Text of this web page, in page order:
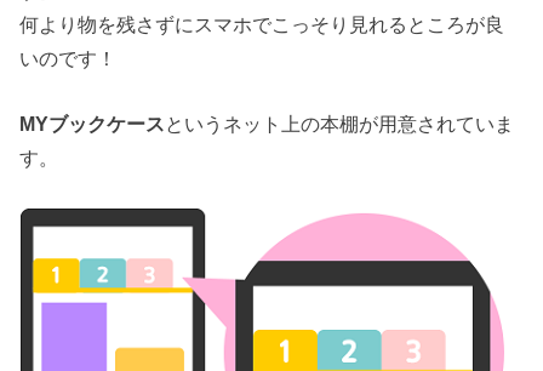
何より物を残さずにスマホでこっそり見れるところが良
いのです！
MYブックケースというネット上の本棚が用意されていま
す。